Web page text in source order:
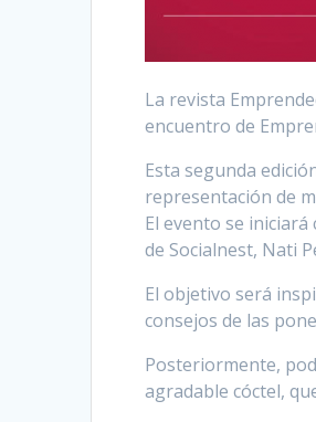
La revista
encuentro de
Esta segunda
representación de
El evento se
de Socialnest, Nati
El objetivo será
consejos de las
Posteriormente,
agradable cóctel,